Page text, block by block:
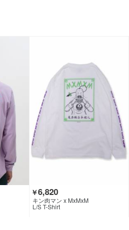
￥6,820
キン肉マン x MxMxM
L/S T-Shirt